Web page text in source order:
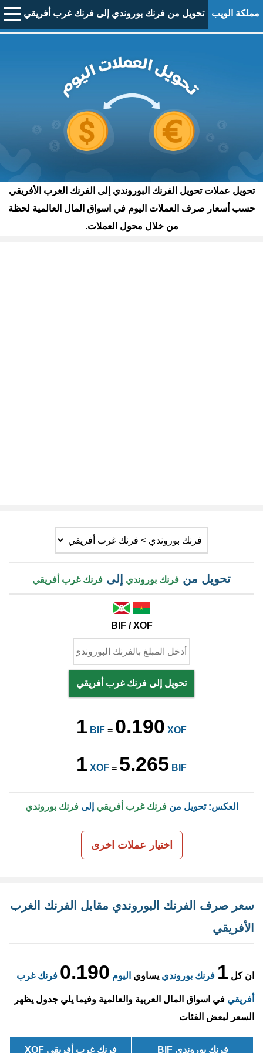
مملكة الويب تحويل من فرنك بوروندي إلى فرنك غرب أفريقي
تحويل عملات تحويل الفرنك البوروندي إلى الفرنك الغرب الأفريقي
حسب أسعار صرف العملات اليوم في اسواق المال العالمية لحظة
من خلال محول العملات.
تحويل من فرنك بوروندي إلى فرنك غرب أفريقي
BIF / XOF
تحويل إلى فرنك غرب أفريقي
1 BIF = 0.190 XOF
1 XOF = 5.265 BIF
العكس: تحويل منفرنك غرب أفريقي إلىفرنك بوروندي
اختيار عملات اخرى
سعر صرف الفرنك البوروندي مقابل الفرنك الغرب
الأفريقي
ان كل 1 فرنك بوروندي يساوي اليوم 0.190 فرنك غرب
أفريقي في اسواق المال العربية والعالمية وفيما يلي جدول يظهر
السعر لبعض الفئات
فرنك بوروندي BIF فرنك غرب أفريقي XOF